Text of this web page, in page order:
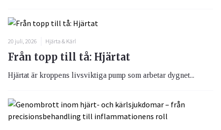
20 juli, 2026 Hjärta & Kärl
Från topp till tå: Hjärtat
Hjärtat är kroppens livsviktiga pump som arbetar dygnet...